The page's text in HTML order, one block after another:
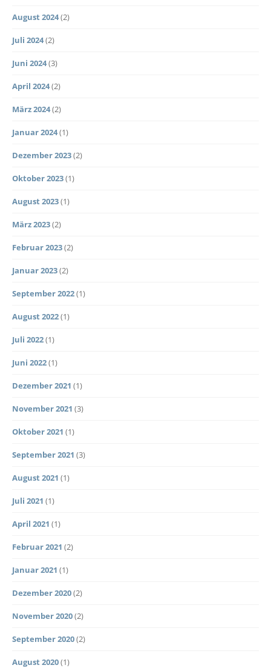
August 2024(2)
Juli 2024(2)
Juni 2024(3)
April 2024(2)
März 2024(2)
Januar 2024(1)
Dezember 2023(2)
Oktober 2023(1)
August 2023(1)
März 2023(2)
Februar 2023(2)
Januar 2023(2)
September 2022(1)
August 2022(1)
Juli 2022(1)
Juni 2022(1)
Dezember 2021 (1)
November 2021 (3)
Oktober 2021 (1)
September 2021 (3)
August 2021 (1)
Juli 2021 (1)
April 2021 (1)
Februar 2021 (2)
Januar 2021 (1)
Dezember 2020(2)
November 2020(2)
September 2020(2)
August 2020(1)